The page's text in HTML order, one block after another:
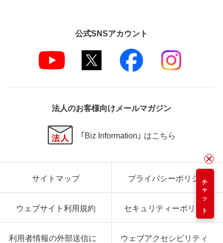
チャット
公式SNSアカウント
法人のお客様向けメールマガジン
「Biz Information」 はこちら
サイトマップ プライバシーポリシー
ウェブサイト利用規約 セキュリティーポリシー
利用者情報の外部送信に ウェブアクセシビリティ